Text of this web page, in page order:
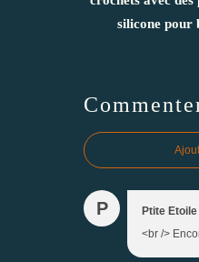
silicone pour
P Ptite Etoile
<br />